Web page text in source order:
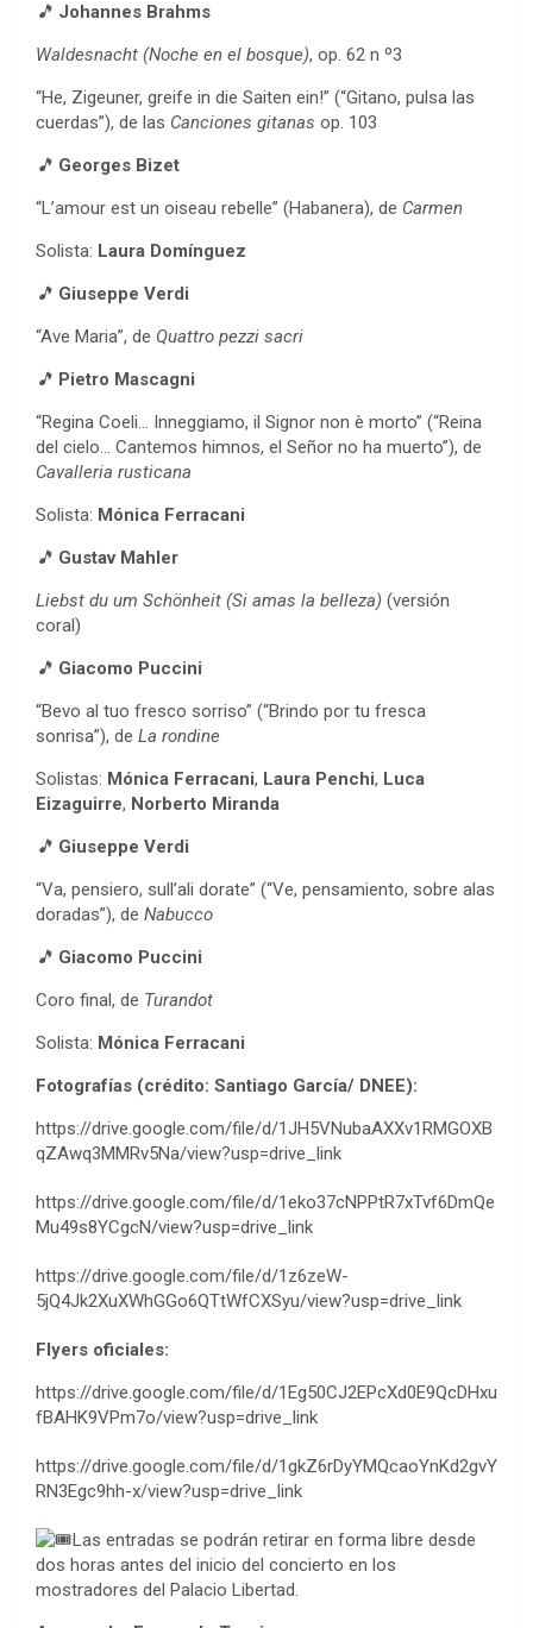
🎵 Johannes Brahms
Waldesnacht (Noche en el bosque), op. 62 n º3
“He, Zigeuner, greife in die Saiten ein!” (“Gitano, pulsa las
cuerdas”), de las Canciones gitanas op. 103
🎵 Georges Bizet
“L’amour est un oiseau rebelle” (Habanera), de Carmen
Solista: Laura Domínguez
🎵 Giuseppe Verdi
“Ave Maria”, de Quattro pezzi sacri
🎵 Pietro Mascagni
“Regina Coeli… Inneggiamo, il Signor non è morto” (“Reina
del cielo… Cantemos himnos, el Señor no ha muerto”), de
Cavalleria rusticana
Solista: Mónica Ferracani
🎵 Gustav Mahler
Liebst du um Schönheit (Si amas la belleza) (versión
coral)
🎵 Giacomo Puccini
“Bevo al tuo fresco sorriso” (“Brindo por tu fresca
sonrisa”), de La rondine
Solistas: Mónica Ferracani, Laura Penchi, Luca
Eizaguirre, Norberto Miranda
🎵 Giuseppe Verdi
“Va, pensiero, sull’ali dorate” (“Ve, pensamiento, sobre alas
doradas”), de Nabucco
🎵 Giacomo Puccini
Coro final, de Turandot
Solista: Mónica Ferracani
Fotografías (crédito: Santiago García/ DNEE):
https://drive.google.com/file/d/1JH5VNubaAXXv1RMGOXB
qZAwq3MMRv5Na/view?usp=drive_link
https://drive.google.com/file/d/1eko37cNPPtR7xTvf6DmQe
Mu49s8YCgcN/view?usp=drive_link
https://drive.google.com/file/d/1z6zeW-
5jQ4Jk2XuXWhGGo6QTtWfCXSyu/view?usp=drive_link
Flyers oficiales:
https://drive.google.com/file/d/1Eg50CJ2EPcXd0E9QcDHxu
fBAHK9VPm7o/view?usp=drive_link
https://drive.google.com/file/d/1gkZ6rDyYMQcaoYnKd2gvY
RN3Egc9hh-x/view?usp=drive_link
Las entradas se podrán retirar en forma libre desde
dos horas antes del inicio del concierto en los
mostradores del Palacio Libertad.